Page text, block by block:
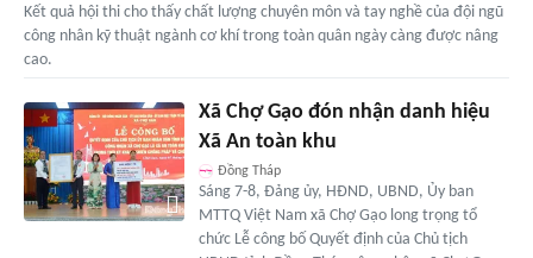
Kết quả hội thi cho thấy chất lượng chuyên môn và tay nghề của đội ngũ
công nhân kỹ thuật ngành cơ khí trong toàn quân ngày càng được nâng
cao.
Xã Chợ Gạo đón nhận danh hiệu
Xã An toàn khu
Đồng Tháp
Sáng 7-8, Đảng ủy, HĐND, UBND, Ủy ban
MTTQ Việt Nam xã Chợ Gạo long trọng tổ
chức Lễ công bố Quyết định của Chủ tịch